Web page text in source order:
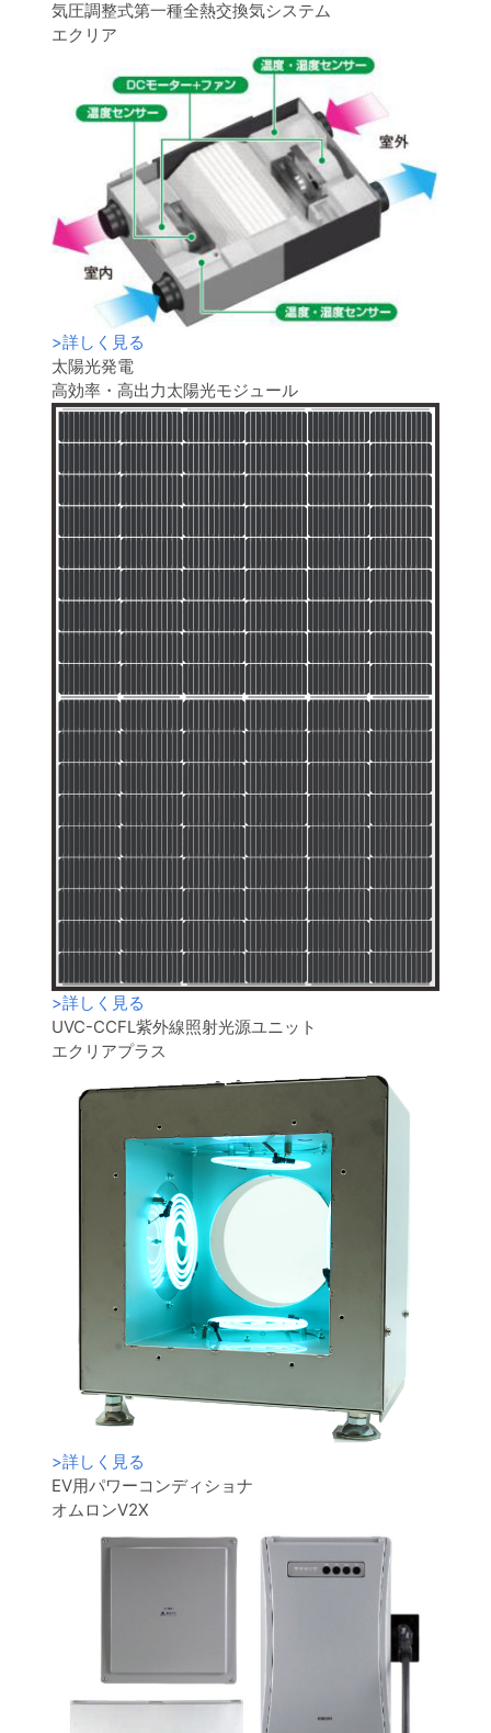
気圧調整式第一種全熱交換気システム
エクリア
>詳しく見る
太陽光発電
高効率・高出力太陽光モジュール
>詳しく見る
UVC-CCFL紫外線照射光源ユニット
エクリアプラス
>詳しく見る
EV用パワーコンディショナ
オムロンV2X